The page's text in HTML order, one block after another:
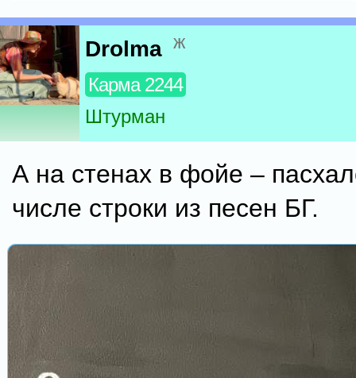
Drolma ж
Карма 2244
Штурман
А на стенах в фойе –
числе строки из песен БГ.